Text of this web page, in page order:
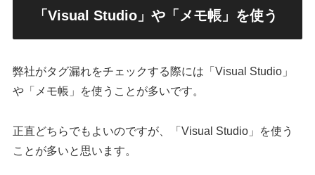
「Visual Studio」や「メモ帳」を使う
弊社がタグ漏れをチェックする際には「Visual Studio」
や「メモ帳」を使うことが多いです。
正直どちらでもよいのですが、「Visual Studio」を使う
ことが多いと思います。